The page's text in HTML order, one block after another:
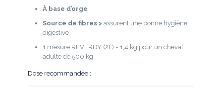
À base d’orge
Source de fibres > assurent une bonne hygiène
digestive
1 mesure REVERDY (2L) = 1,4 kg pour un cheval
adulte de 500 kg
Dose recommandée :